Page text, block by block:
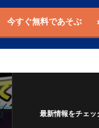
今すぐ無料であそぶ
最新情報をチェッ